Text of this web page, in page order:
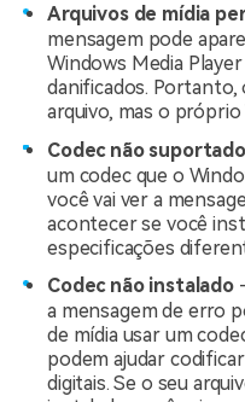
Arquivos de mídia
mensagem pode
Windows Media
danificados.
arquivo, mas o próprio
Codec não suportado
um codec que o
você vai ver a
acontecer se você
especificações
Codec não instalado-
a mensagem de erro
de mídia usar um
podem ajudar
digitais. Se o seu